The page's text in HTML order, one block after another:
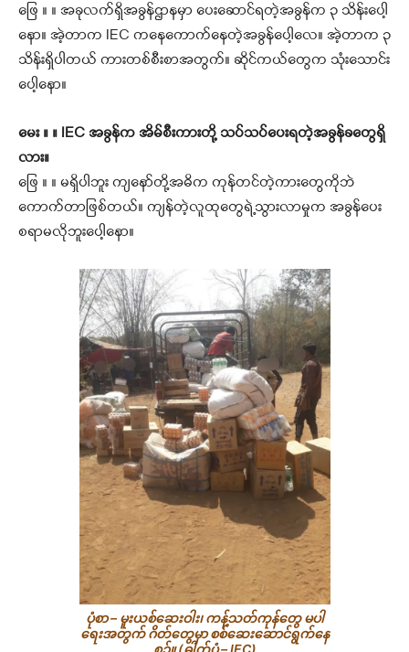
ဖြေ ။ ။ အခုလက်ရှိအခွန်ဌာနမှာ ပေးဆောင်ရတဲ့အခွန်က ၃ သိန်းပေါ့
နော။ အဲ့တာက IEC ကနေကောက်နေတဲ့အခွန်ပေါ့လေ။ အဲ့တာက ၃
သိန်းရှိပါတယ် ကားတစ်စီးစာအတွက်။ ဆိုင်ကယ်တွေက သုံးသောင်း
ပေါ့နော။
မေး ။ ။ IEC အခွန်က အိမ်စီးကားတို့ သပ်သပ်ပေးရတဲ့အခွန်ခတွေရှိ
လား။
ဖြေ ။ ။ မရှိပါဘူး ကျနော်တို့အဓိက ကုန်တင်တဲ့ကားတွေကိုဘဲ
ကောက်တာဖြစ်တယ်။ ကျန်တဲ့လူထုတွေရဲ့သွားလာမှုက အခွန်ပေး
စရာမလိုဘူးပေါ့နော။
ပုံစာ – မူးယစ်ဆေးဝါး၊ ကန့်သတ်ကုန်တွေ မပါ
ရေးအတွက် ဂိတ်တွေမှာ စစ်ဆေးဆောင်ရွက်နေ